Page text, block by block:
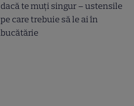
dacă te muți singur – ustensile
pe care trebuie să le ai în
bucătărie